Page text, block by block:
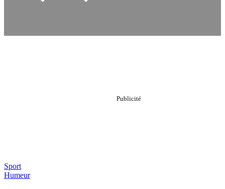
Sport
Humeur